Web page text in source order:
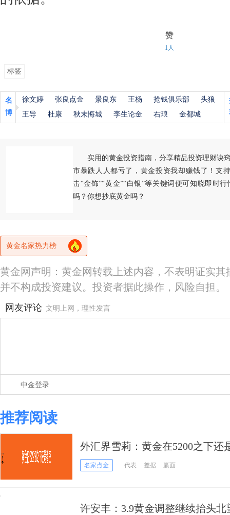
赞
1人
标签
名
博
徐文婷 张良点金 景良东 王杨 抢钱俱乐部
头狼
王导
杜康 秋末悔城 李生论金 右琅 金都城
实用的黄金投资指南，分享精品投资理财诀
市暴跌人人都亏了，黄金投资我却赚钱了！支
击“金饰”“黄金”“白银”等关键词便可知晓即时
吗？你想抄底黄金吗？
黄金名家热力榜
黄金网声明：黄金网转载上述内容，不表明证实
并不构成投资建议。投资者据此操作，风险自担。
网友评论 文明上网，理性发言
中金登录
推荐阅读
外汇界雪莉：黄金在5200之下还
名家点金 代表 差据 赢面
许安丰：3.9黄金调整继续抬头北